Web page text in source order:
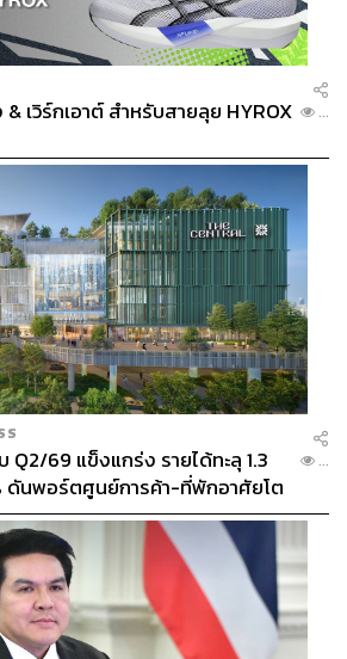
เวิร์กเอาต์ สำหรับสายลุย HYROX ...
69 แข็งแกร่ง รายได้ทะลุ 1.3
ดันพอร์ตศูนย์การค้า-ที่พักอาศัยโต
...